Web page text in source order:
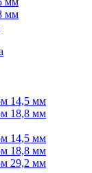
мм
14,5 мм
18,8 мм
14,5 мм
18,8 мм
29,2 мм